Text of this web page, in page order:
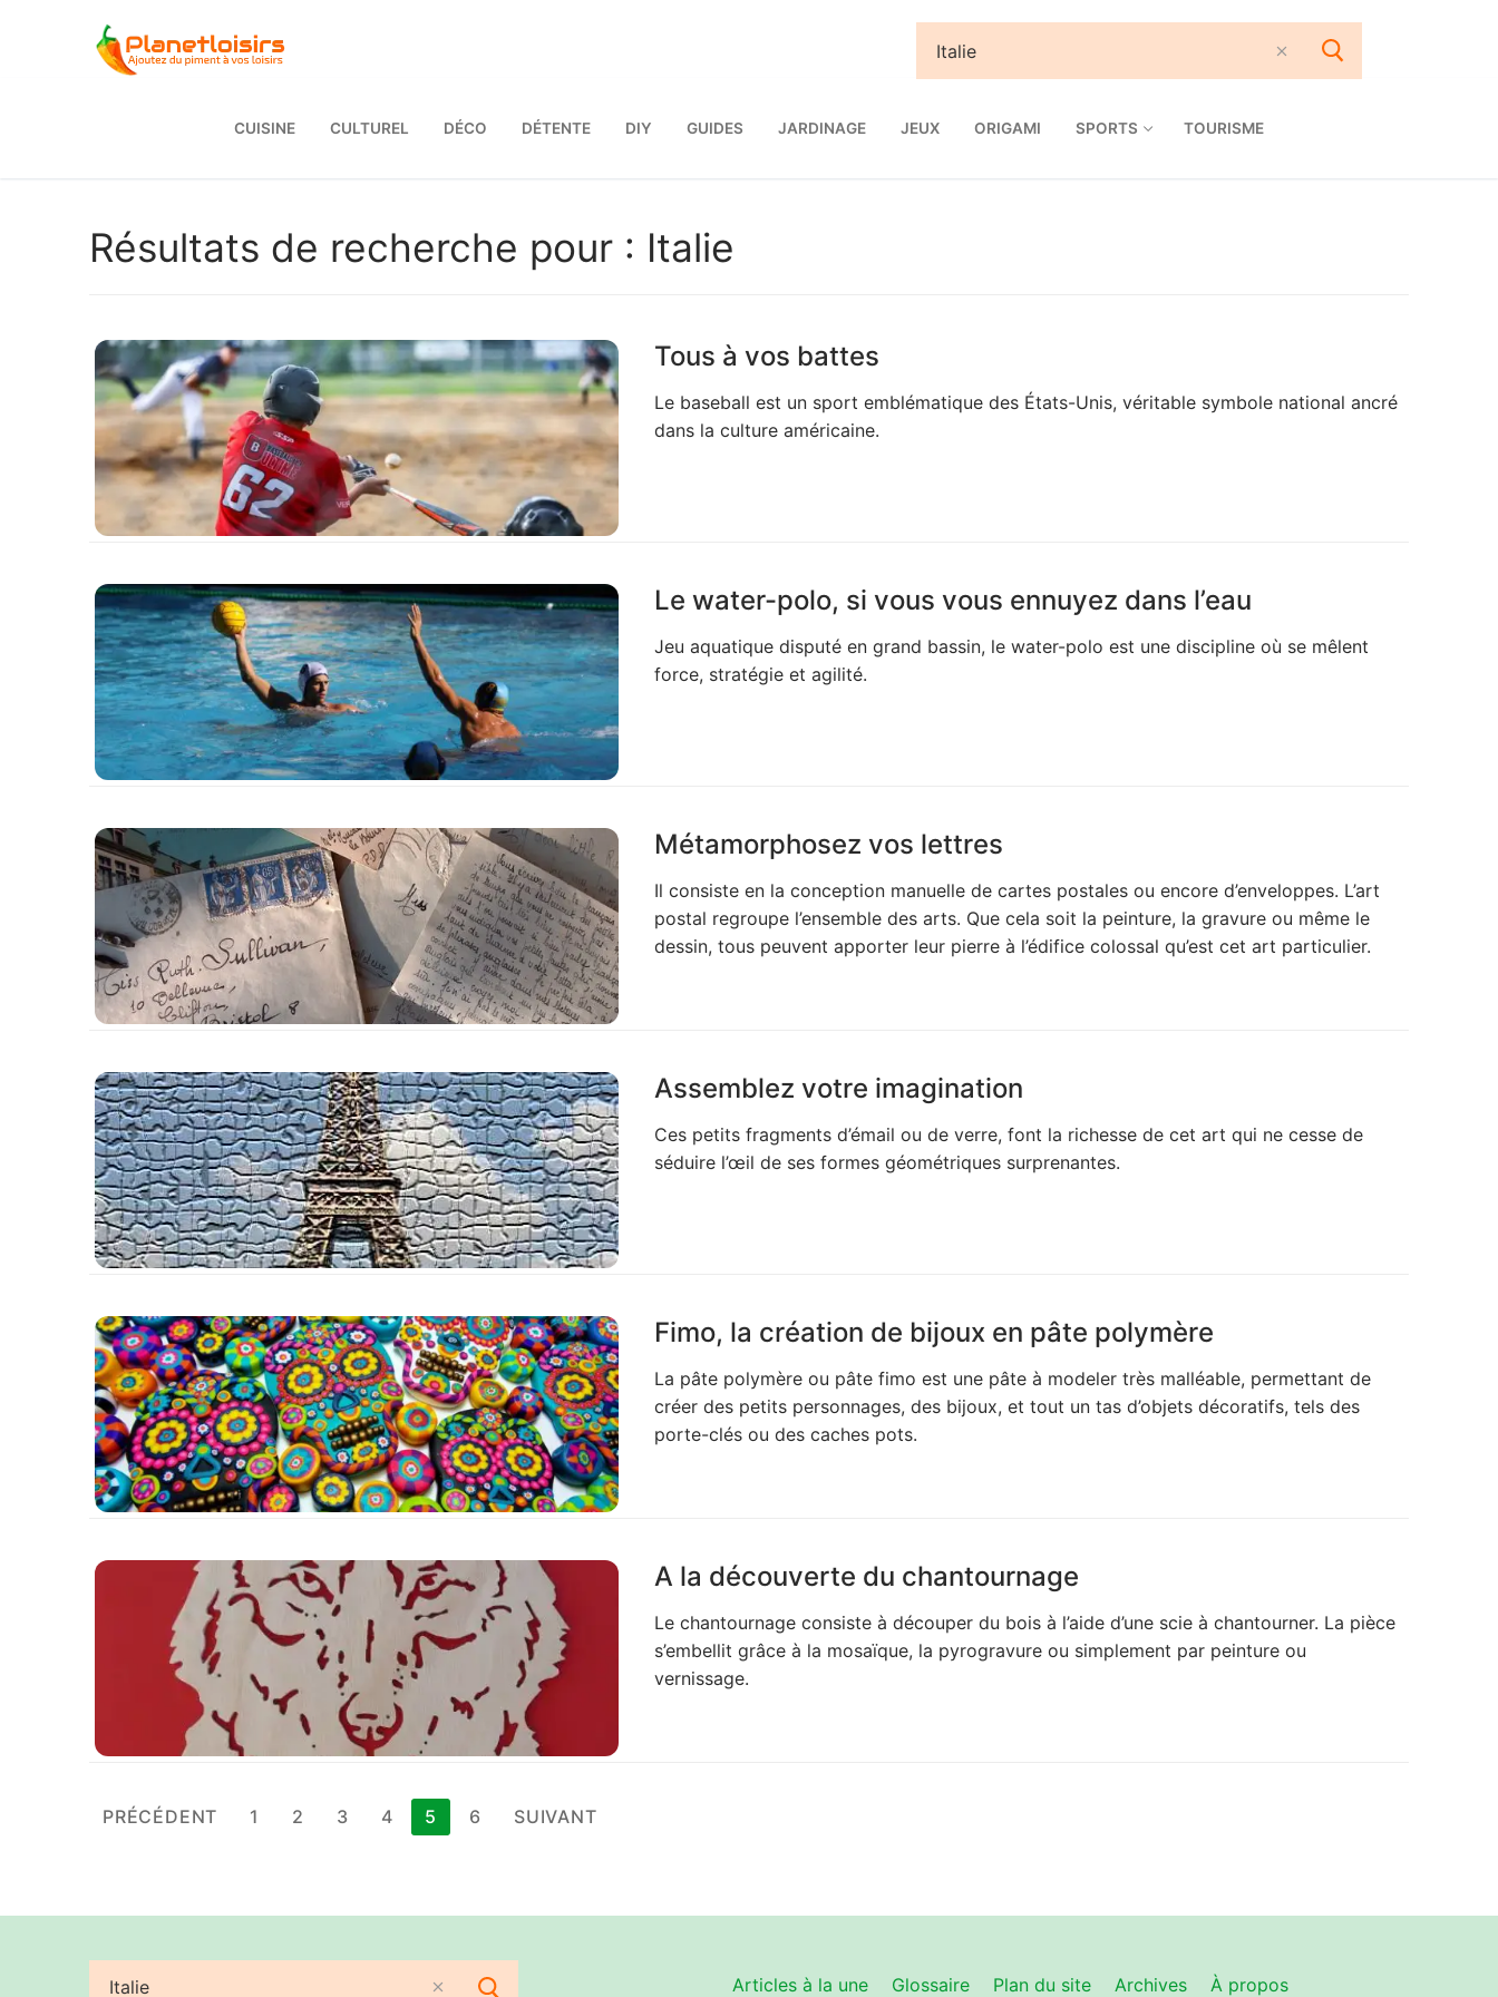
CUISINE CULTUREL DÉCO DÉTENTE DIY GUIDES JARDINAGE JEUX ORIGAMI SPORTS TOURISME
Résultats de recherche pour : Italie
Tous à vos battes
Le baseball est un sport emblématique des États-Unis, véritable symbole national ancré
dans la culture américaine.
Le water-polo, si vous vous ennuyez dans l’eau
Jeu aquatique disputé en grand bassin, le water-polo est une discipline où se mêlent
force, stratégie et agilité.
Métamorphosez vos lettres
Il consiste en la conception manuelle de cartes postales ou encore d’enveloppes. L’art
postal regroupe l’ensemble des arts. Que cela soit la peinture, la gravure ou même le
dessin, tous peuvent apporter leur pierre à l’édifice colossal qu’est cet art particulier.
Assemblez votre imagination
Ces petits fragments d’émail ou de verre, font la richesse de cet art qui ne cesse de
séduire l’œil de ses formes géométriques surprenantes.
Fimo, la création de bijoux en pâte polymère
La pâte polymère ou pâte fimo est une pâte à modeler très malléable, permettant de
créer des petits personnages, des bijoux, et tout un tas d’objets décoratifs, tels des
porte-clés ou des caches pots.
A la découverte du chantournage
Le chantournage consiste à découper du bois à l’aide d’une scie à chantourner. La pièce
s’embellit grâce à la mosaïque, la pyrogravure ou simplement par peinture ou
vernissage.
Pagination
PRÉCÉDENT 1 2 3 4 5 6 SUIVANT
Articles à la une Glossaire Plan du site Archives À propos